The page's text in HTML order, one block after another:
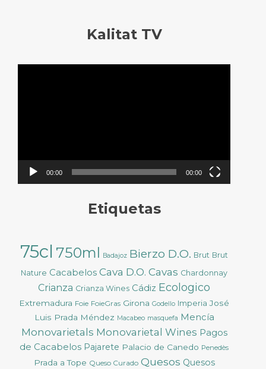
Kalitat TV
00:00 00:00
Etiquetas
75cl 750ml Badajoz Bierzo D.O. Brut Brut
Nature Cacabelos Cava D.O. Cavas Chardonnay
Crianza Crianza Wines Cádiz Ecologico
Extremadura Foie FoieGras Girona Godello Imperia José
Luis Prada Méndez Macabeo masquefa Mencía
Monovarietals Monovarietal Wines Pagos
de Cacabelos Pajarete Palacio de Canedo Penedès
Prada a Tope Queso Curado Quesos Quesos